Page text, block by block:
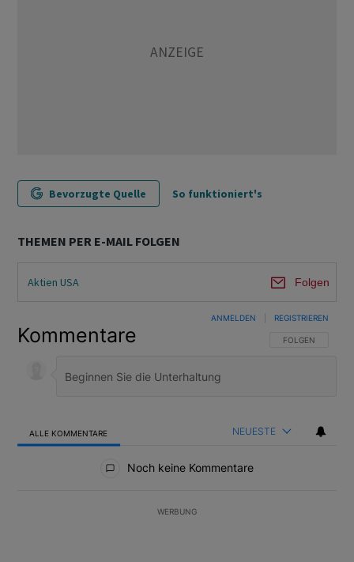
Bevorzugte Quelle So funktioniert's
THEMEN PER E-MAIL FOLGEN
Aktien USA Folgen
Kommentare FOLGE DIESER
FOLGEN
ANMELDEN REGISTRIEREN
ALLE KOMMENTARE NEUESTE
Noch keine Kommentare
WERBUNG